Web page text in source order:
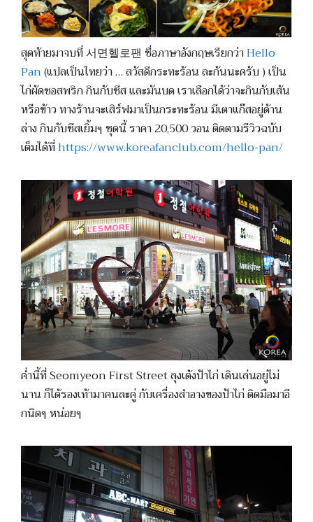
สุดท้ายมาจบที่ 서면헬로팬 ชื่อภาษาอังกฤษเรียกว่าHello
Pan(แปลเป็นไทยว่า … สวัสดีกระทะร้อน ละกันนะครับ ) เป็น
ไก่ผัดซอสพริก กินกับชีส และมันบด เราเลือกได้ว่าจะกินกับเส้น
หรือข้าว ทางร้านจะเสิร์ฟมาเป็นกระทะร้อน มีเตาแก๊สอยู่ด้าน
ล่าง กินกับชีสเยิ้มๆ ชุดนี้ ราคา 20,500 วอน ติดตามรีวิวฉบับ
เต็มได้ที่https://www.koreafanclub.com/hello-pan/
ค่ำนี้ที่ Seomyeon First Street ลุงเด้งป้าไก่ เดินเล่นอยู่ไม่
นาน ก็ได้รองเท้ามาคนละคู่ กับเครื่องสำอางของป้าไก่ ติดมือมาอี
กนิดๆ หน่อยๆ